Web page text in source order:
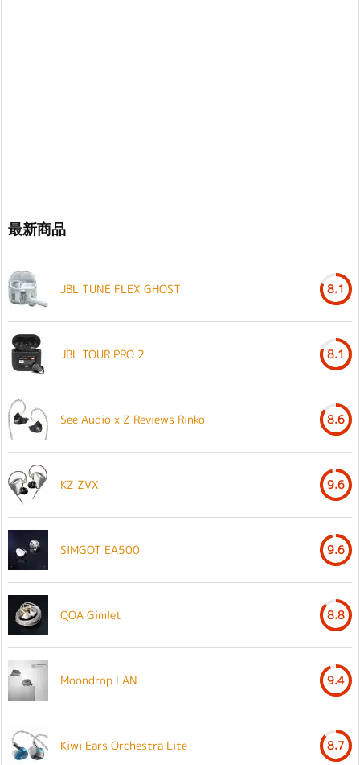
最新商品
JBL TUNE FLEX GHOST 8.1
JBL TOUR PRO 2 8.1
See Audio x Z Reviews Rinko 8.6
KZ ZVX 9.6
SIMGOT EA500 9.6
QOA Gimlet 8.8
Moondrop LAN 9.4
Kiwi Ears Orchestra Lite 8.7